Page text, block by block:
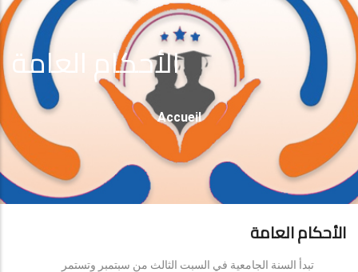
الأحكام العامة
Fil
D'Ariane
Accueil
الأحكام العامة
تبدأ السنة الجامعية في السبت الثالث من سبتمبر وتستمر